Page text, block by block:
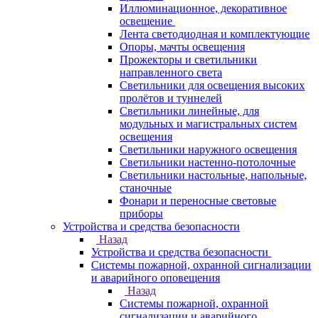
Иллюминационное, декоративное
освещение
Лента светодиодная и комплектующие
Опоры, мачты освещения
Прожекторы и светильники
направленного света
Светильники для освещения высоких
пролётов и туннелей
Светильники линейные, для
модульных и магистральных систем
освещения
Светильники наружного освещения
Светильники настенно-потолочные
Светильники настольные, напольные,
станочные
Фонари и переносные световые
приборы
Устройства и средства безопасности
Назад
Устройства и средства безопасности
Системы пожарной, охранной сигнализации
и аварийного оповещения
Назад
Системы пожарной, охранной